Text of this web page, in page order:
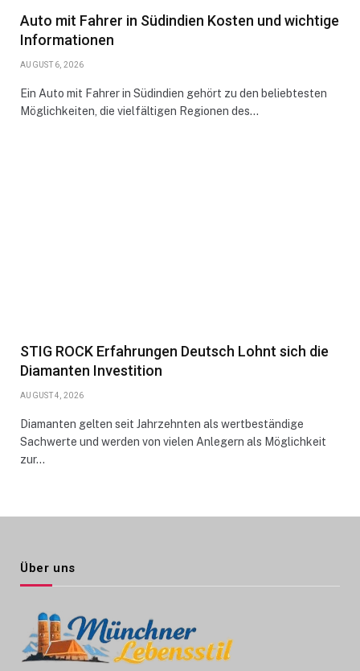
Auto mit Fahrer in Südindien Kosten und wichtige
Informationen
AUGUST 6, 2026
Ein Auto mit Fahrer in Südindien gehört zu den beliebtesten
Möglichkeiten, die vielfältigen Regionen des…
STIG ROCK Erfahrungen Deutsch Lohnt sich die
Diamanten Investition
AUGUST 4, 2026
Diamanten gelten seit Jahrzehnten als wertbeständige
Sachwerte und werden von vielen Anlegern als Möglichkeit
zur…
Über uns